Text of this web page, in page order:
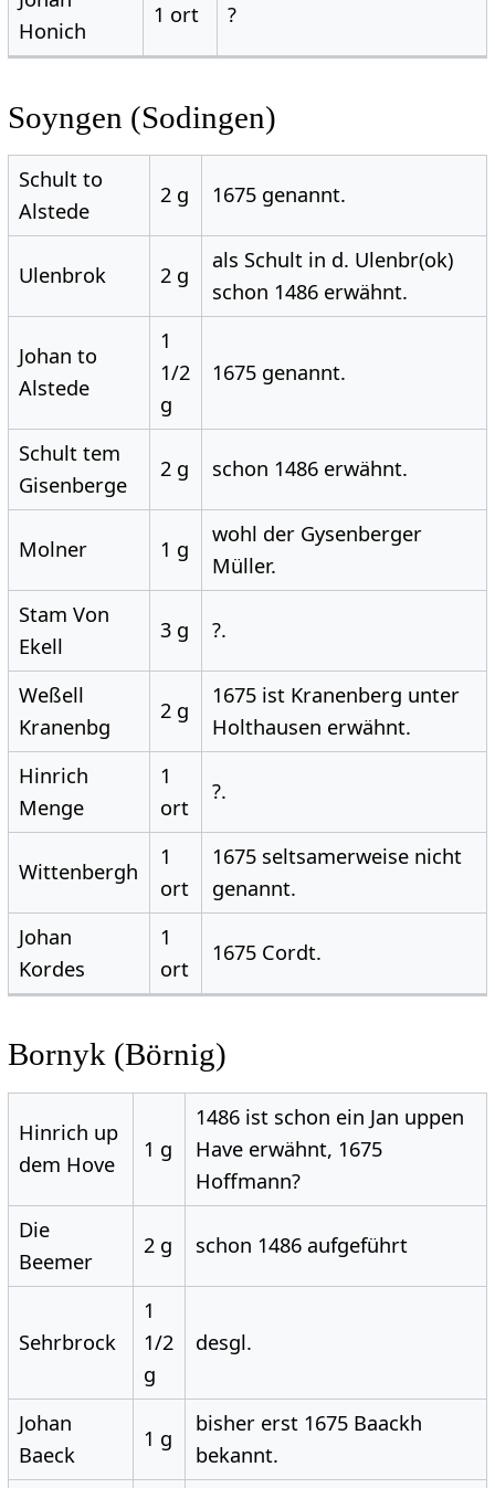
Honich
1 ort ?
Soyngen (Sodingen)
Schult to
Alstede
2 g 1675 genannt.
Ulenbrok 2 g
als Schult in d. Ulenbr(ok)
schon 1486 erwähnt.
Johan to
Alstede
1
1/2
g
1675 genannt.
Schult tem
Gisenberge
2 g schon 1486 erwähnt.
Molner 1 g
wohl der Gysenberger
Müller.
Stam Von
Ekell
3 g ?.
Weßell
Kranenbg
2 g
1675 ist Kranenberg unter
Holthausen erwähnt.
Hinrich
Menge
1
ort
?.
Wittenbergh
1
ort
1675 seltsamerweise nicht
genannt.
Johan
Kordes
1
ort
1675 Cordt.
Bornyk (Börnig)
Hinrich up
dem Hove
1 g
1486 ist schon ein Jan uppen
Have erwähnt, 1675
Hoffmann?
Die
Beemer
2 g schon 1486 aufgeführt
Sehrbrock
1
1/2
g
desgl.
Johan
Baeck
1 g
bisher erst 1675 Baackh
bekannt.